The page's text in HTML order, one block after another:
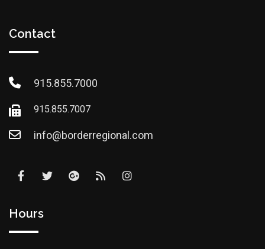
Contact
915.855.7000
915.855.7007
info@borderregional.com
Hours